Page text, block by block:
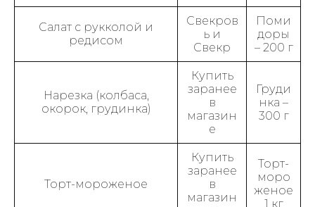
Салат с рукколой и
редисом
Свекров
ь и
Свекр
Поми
доры
– 200 г
Нарезка (колбаса,
окорок, грудинка)
Купить
заранее
в
магазин
е
Груди
нка –
300 г
Торт-мороженое
Купить
заранее
в
магазин
Торт-
моро
женое
1 кг